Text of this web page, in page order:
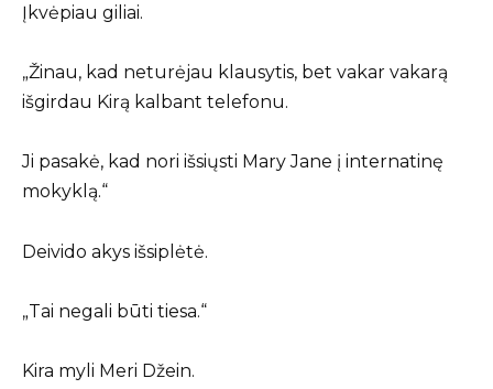
Įkvėpiau giliai.
„Žinau, kad neturėjau klausytis, bet vakar vakarą
išgirdau Kirą kalbant telefonu.
Ji pasakė, kad nori išsiųsti Mary Jane į internatinę
mokyklą.“
Deivido akys išsiplėtė.
„Tai negali būti tiesa.“
Kira myli Meri Džein.